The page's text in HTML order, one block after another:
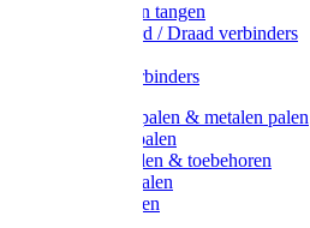
Spanners en tangen
Lint / Koord / Draad verbinders
Litzclip verbinders
Recycling palen & metalen palen
Kunststof palen
T-Post t-palen & toebehoren
Glasfiber palen
Houten palen